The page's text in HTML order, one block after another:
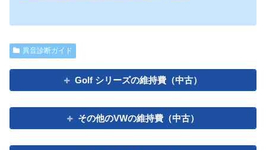
異音診断ガイド
Golf シリーズの維持費（中古）
その他のVWの維持費（中古）